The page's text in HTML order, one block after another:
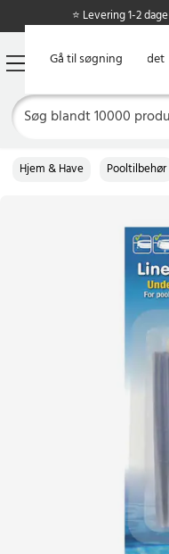
Gå til hovedindholdet
Gå til søgning
⭐ Levering 1-2 dage
Hjem & Have Pooltilbehør